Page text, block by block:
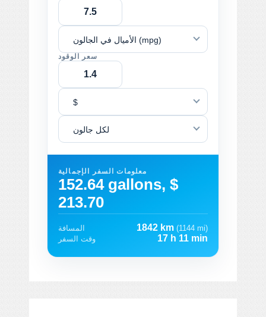
الأميال في الجالون (mpg)
سعر الوقود
$
لكل جالون
معلومات السفر الإجمالية
152.64 gallons, $
213.70
المسافة 1842 km (1144 mi)
وقت السفر
17 h 11 min